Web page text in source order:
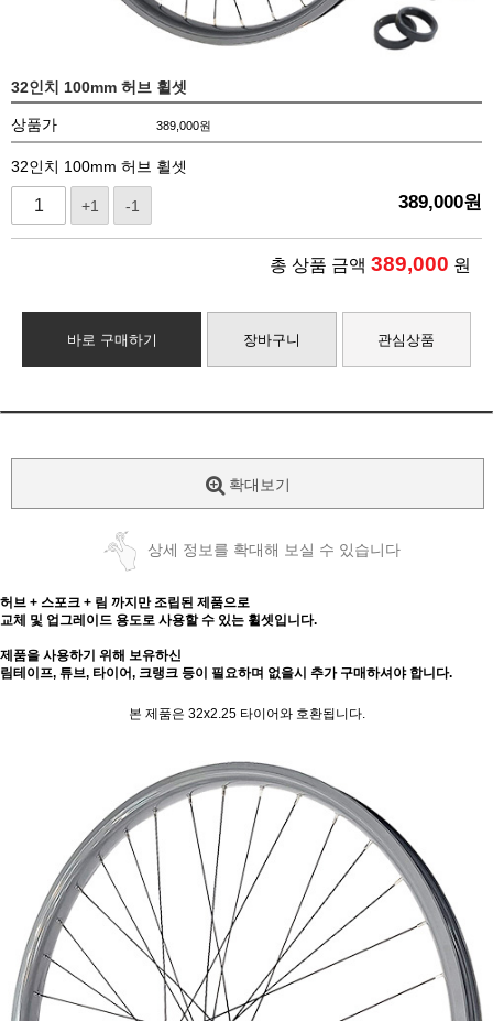
32인치 100mm 허브 휠셋
상품가 389,000원
32인치 100mm 허브 휠셋
+1 -1 389,000원
총 상품 금액 389,000 원
바로 구매하기 장바구니 관심상품
확대보기
상세 정보를 확대해 보실 수 있습니다
허브 + 스포크 + 림 까지만 조립된 제품으로
교체 및 업그레이드 용도로 사용할 수 있는 휠셋입니다.
제품을 사용하기 위해 보유하신
림테이프, 튜브, 타이어, 크랭크 등이 필요하며 없을시 추가 구매하셔야 합니다.
본 제품은 32x2.25 타이어와 호환됩니다.